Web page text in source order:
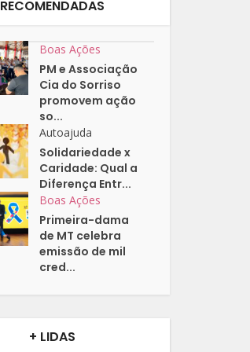
RECOMENDADAS
Boas Ações
PM e Associação
Cia do Sorriso
promovem ação
so...
Autoajuda
Solidariedade x
Caridade: Qual a
Diferença Entr...
Boas Ações
Primeira-dama
de MT celebra
emissão de mil
cred...
+ LIDAS